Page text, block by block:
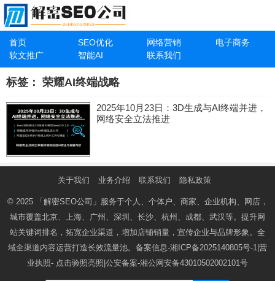
首页 SEO优化 网络营销
电子商务
软文推广
智能AI 联系我们
标签： 荣耀AI终端战略
2025年10月23日：3D生成与AI终端并进，
网络安全立法推进
关于我们 业务介绍 联系我们 隐私政策
© 2025 「解密SEO公司」 服务于个人、个体户、商家、企业机构、网店，
城市覆盖北京、上海、广州、深圳、长沙、杭州、成都、武汉等。提升网
站关键词排名，拓宽企业渠道，增加店铺销量，宣传企业与品牌形象。全
域全渠道内容运营打造长效流量池。备案信息-湘ICP备2025140805号-1 |营
业执照- 点击验照亮照 |公安备案-湘公网安备43010502002101号